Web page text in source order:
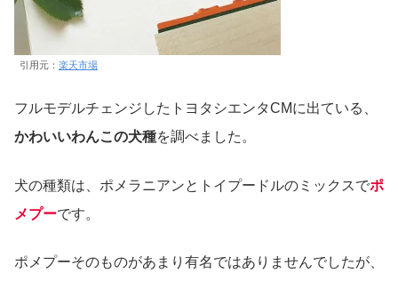
引用元： 楽天市場
フルモデルチェンジしたトヨタシエンタCMに出ている、
かわいいわんこの犬種を調べました。
犬の種類は、ポメラニアンとトイプードルのミックスでポ
メプーです。
ポメプーそのものがあまり有名ではありませんでしたが、